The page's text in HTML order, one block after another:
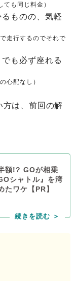
ても同じ料金）
ものの、気軽
走行するのでそれで
も必ず座れる
心配なし）
方は、前回の解
額!? GOが相乗
シャトル』を湾
たワケ【PR】